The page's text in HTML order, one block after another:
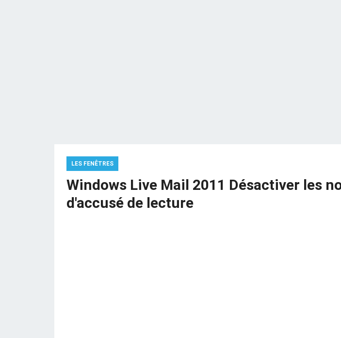
LES FENÊTRES
Windows Live Mail 2011 Désactiver les
d'accusé de lecture